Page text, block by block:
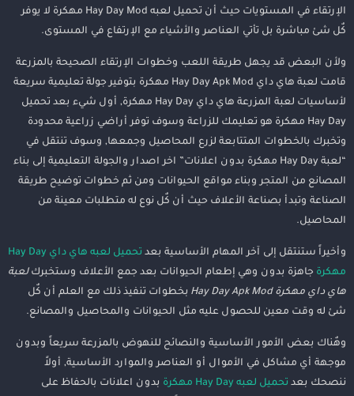
الإرتقاء في المستويات حيث أن تحميل لعبه Hay Day Mod مهكرة لا يوفر
كٌل شئ مباشرة بل تأتي العناصر والأشياء مع الإرتفاع في المستوى.
ولأن البعض قد يجهل طريقة اللعب وخطوات الإرتقاء الصحيحة بالمزرعة
قامت لعبة هاي داي Hay Day Apk Mod مهكرة بتوفير جولة تعليمية سريعة
لأساسيات لعبة المزرعة هاي داي Hay Day مهكرة, أول شيء بعد تحميل
Hay Day مهكرة هو تعليمك للزراعة وسوف توفر أراضي زراعية محدودة
وتخبرك بالخطوات المتتابعة لزرع المحاصيل وجمعها, وسوف تنتقل في
“لعبة Hay Day مهكرة بدون اعلانات” اخر اصدار والجولة التعليمية إلى بناء
المصانع من المتجر وبناء مواقع الحيوانات ومن ثم خطوات توضيح طريقة
الصناعة وتبدأ بصناعة الأعلاف حيث أن كٌل نوع له متطلبات معينة من
المحاصيل.
وأخيراً ستنتقل إلى آخر المهام الأساسية بعد
تحميل لعبه هاي داي Hay Day
مهكرة جاهزة بدون وهي إطعام الحيوانات بعد جمع الأعلاف وستخبركلعبة
هاي داي مهكرة Hay Day Apk Mod
بخطوات تنفيذ ذلك مع العلم أن كٌل
شئ له وقت معين للحصول عليه مثل الحيوانات والمحاصيل والمصانع.
وهٌناك بعض الأمور الأساسية والنصائح للنهوض بالمزرعة سريعاً وبدون
موجهة أي مشاكل في الأموال أو العناصر والموارد الأساسية, أولاً
ننصحك بعد تحميل لعبه Hay Day مهكرة
بدون اعلانات بالحفاظ على